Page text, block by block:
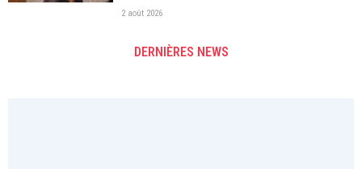
2 août 2026
DERNIÈRES NEWS